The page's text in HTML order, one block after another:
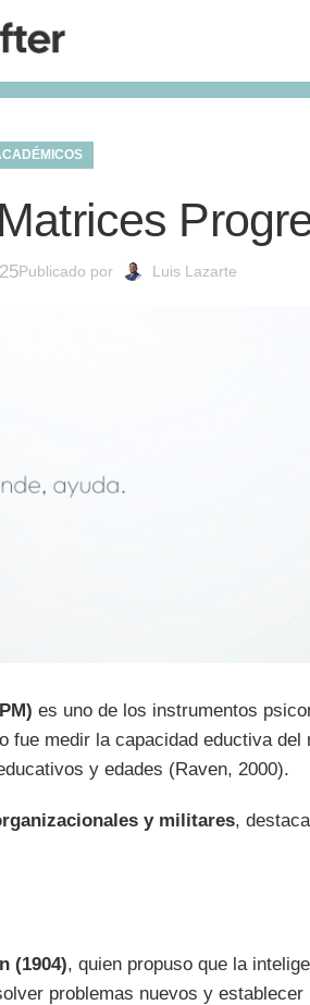
Publicado por Luis Lazarte
es uno de los instrumentos
fue medir la capacidad eductiva
y edades (Raven, 2000).
y militares,
(1904), quien propuso que la
problemas nuevos y